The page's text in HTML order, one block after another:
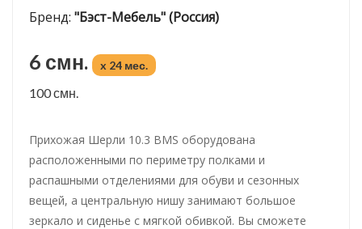
Бренд: "Бэст-Мебель" (Россия)
6 смн. x 24 мес.
100 смн.
Прихожая Шерли 10.3 BMS оборудована
расположенными по периметру полками и
распашными отделениями для обуви и сезонных
вещей, а центральную нишу занимают большое
зеркало и сиденье с мягкой обивкой. Вы сможете